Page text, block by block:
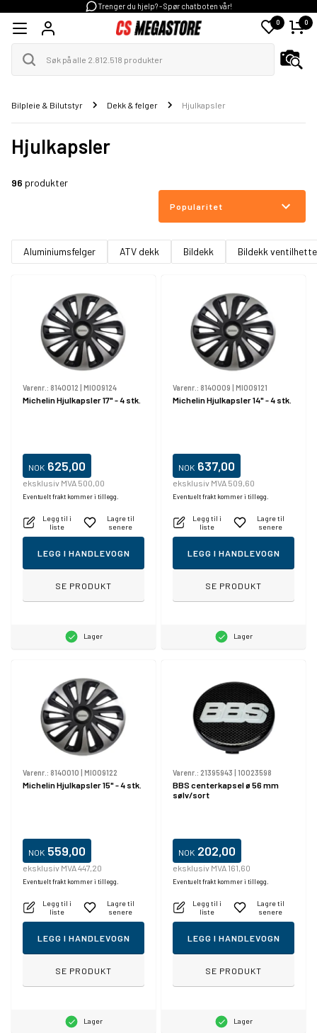
Trenger du hjelp? - Spør chatboten vår!
0 0
Bilpleie & Bilutstyr Dekk & felger Hjulkapsler
Hjulkapsler
96 produkter
Popularitet
Aluminiumsfelger ATV dekk Bildekk Bildekk
Varenr.: 8140012 | MI009124
Michelin Hjulkapsler 17" - 4 stk.
NOK 625,00
eksklusiv MVA 500,00
Eventuelt frakt kommer i tillegg.
Legg til i
liste
Lagre til
senere
LEGG I HANDLEVOGN
SE PRODUKT
Lager
Varenr.: 8140009 | MI009121
Michelin Hjulkapsler 14" - 4 stk.
NOK 637,00
eksklusiv MVA 509,60
Eventuelt frakt kommer i tillegg.
Legg til i
liste
Lagre til
senere
LEGG I HANDLEVOGN
SE PRODUKT
Lager
Varenr.: 8140010 | MI009122
Michelin Hjulkapsler 15" - 4 stk.
NOK 559,00
eksklusiv MVA 447,20
Eventuelt frakt kommer i tillegg.
Legg til i
liste
Lagre til
senere
LEGG I HANDLEVOGN
SE PRODUKT
Lager
Varenr.: 21395943 | 10023598
BBS centerkapsel ø 56 mm
sølv/sort
NOK 202,00
eksklusiv MVA 161,60
Eventuelt frakt kommer i tillegg.
Legg til i
liste
Lagre til
senere
LEGG I HANDLEVOGN
SE PRODUKT
Lager